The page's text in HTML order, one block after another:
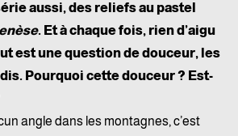
aussi, des reliefs au pastel
. Et à chaque fois, rien d’aigu
est une question de douceur, les
Pourquoi cette douceur ? Est-
angle dans les montagnes, c’est